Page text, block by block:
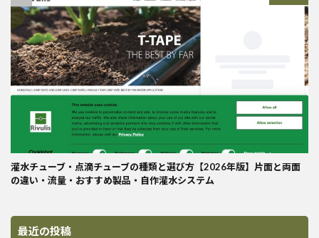
灌水チューブ・点滴チューブの種類と選び方【2026年版】片面と両面
の違い・流量・おすすめ製品・自作灌水システム
最近の投稿